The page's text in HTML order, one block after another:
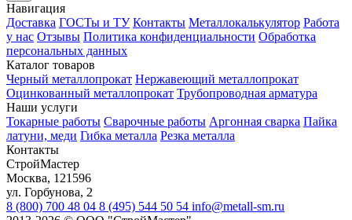
Навигация
Доставка ГОСТы и ТУ Контакты Металлокалькулятор Работа
у нас Отзывы Политика конфиденциальности Обработка
персональных данных
Каталог товаров
Черный металлопрокат Нержавеющий металлопрокат
Оцинкованный металлопрокат Трубопроводная арматура
Наши услуги
Токарные работы Сварочные работы Аргонная сварка Пайка
латуни, меди Гибка металла Резка металла
Контакты
СтройМастер
Москва, 121596
ул. Горбунова, 2
8 (800) 700 48 04 8 (495) 544 50 54 info@metall-sm.ru